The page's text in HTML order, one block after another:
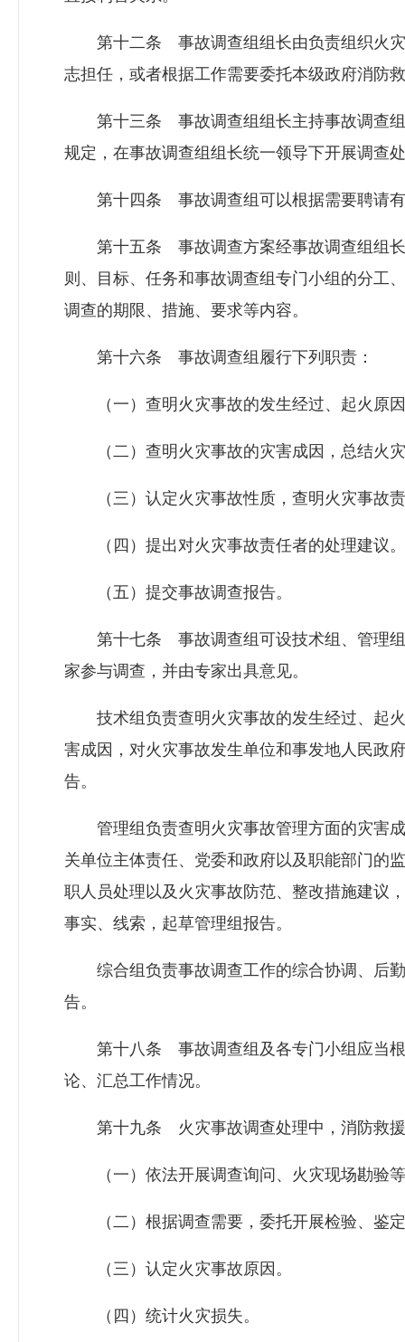
第十二条 事故调查组组长由负责组织火灾
志担任，或者根据工作需要委托本级政府消防
第十三条 事故调查组组长主持事故调查组
规定，在事故调查组组长统一领导下开展调查
第十四条 事故调查组可以根据需要聘请有
第十五条 事故调查方案经事故调查组组长
则、目标、任务和事故调查组专门小组的分工
调查的期限、措施、要求等内容。
第十六条 事故调查组履行下列职责：
（一）查明火灾事故的发生经过、起火原因
（二）查明火灾事故的灾害成因，总结火灾
（三）认定火灾事故性质，查明火灾事故
（四）提出对火灾事故责任者的处理建议。
（五）提交事故调查报告。
第十七条 事故调查组可设技术组、管理组
家参与调查，并由专家出具意见。
技术组负责查明火灾事故的发生经过、起火
害成因，对火灾事故发生单位和事发地人民政
告。
管理组负责查明火灾事故管理方面的灾害成
关单位主体责任、党委和政府以及职能部门的
职人员处理以及火灾事故防范、整改措施建议
事实、线索，起草管理组报告。
综合组负责事故调查工作的综合协调、后勤
告。
第十八条 事故调查组及各专门小组应当根
论、汇总工作情况。
第十九条 火灾事故调查处理中，消防救援
（一）依法开展调查询问、火灾现场勘验
（二）根据调查需要，委托开展检验、鉴
（三）认定火灾事故原因。
（四）统计火灾损失。